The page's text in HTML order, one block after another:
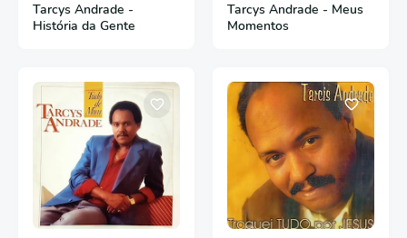
Tarcys Andrade -
História da Gente
Tarcys Andrade - Meus
Momentos